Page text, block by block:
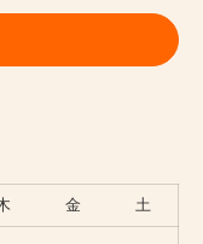
金 土